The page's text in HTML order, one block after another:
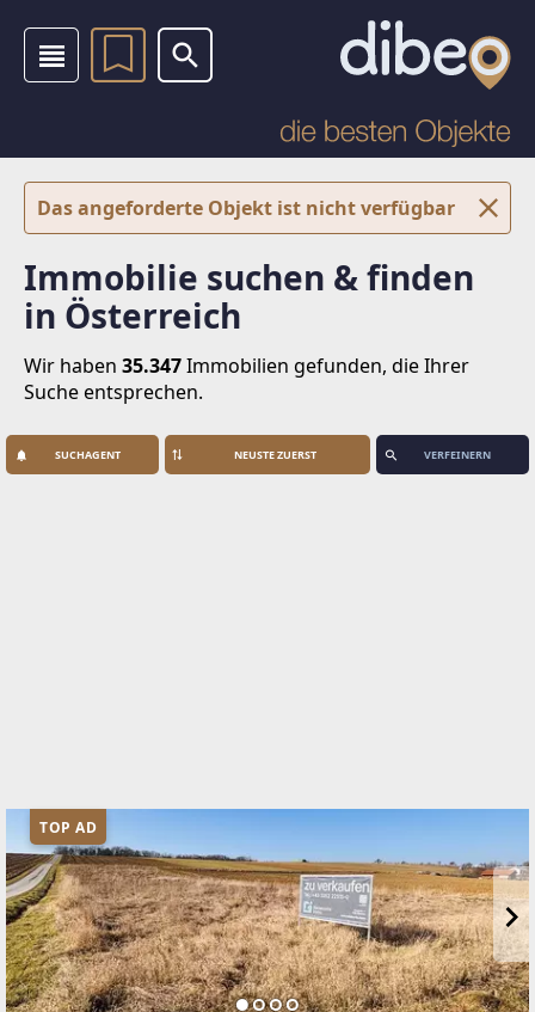
Das angeforderte Objekt ist nicht verfügbar
Immobilie suchen & finden
in Österreich
Wir haben 35.347Immobilien gefunden, die Ihrer
Suche entsprechen.
SUCHAGENT VERFEINERN
TOP AD